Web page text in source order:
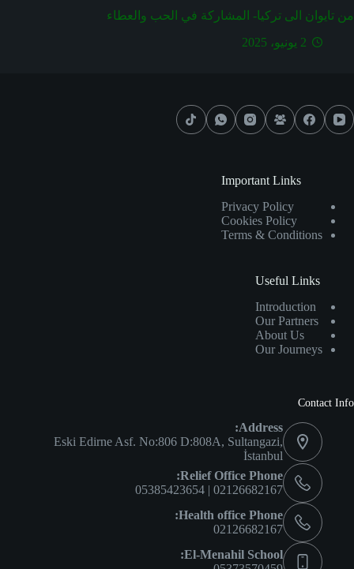
من تايوان الى تركيا- المشاركة في الحب والعطاء
2 يونيو، 2025
Important Links
Privacy Policy
Cookies Policy
Terms & Conditions
Useful Links
Introduction
Our Partners
About Us
Our Journeys
Contact Info
Address:
Eski Edirne Asf. No:806 D:808A, Sultangazi,
İstanbul
Relief Office Phone:
02126682167 | 05385423654
Health office Phone:
02126682167
El-Menahil School: